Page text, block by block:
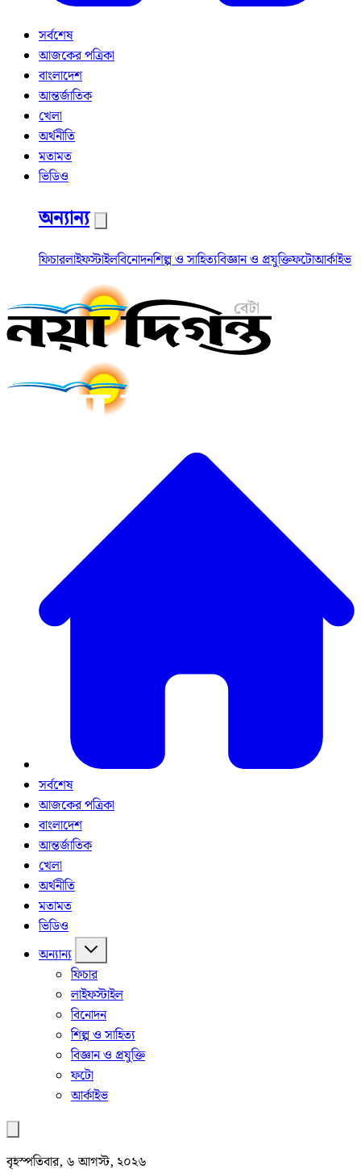
সর্বশেষ
আজকের পত্রিকা
বাংলাদেশ
আন্তর্জাতিক
খেলা
অর্থনীতি
মতামত
ভিডিও
অন্যান্য
ফিচারলাইফস্টাইলবিনোদনশিল্প ও সাহিত্যবিজ্ঞান ও প্রযুক্তিফটোআর্কাইভ
সর্বশেষ
আজকের পত্রিকা
বাংলাদেশ
আন্তর্জাতিক
খেলা
অর্থনীতি
মতামত
ভিডিও
অন্যান্য
ফিচার
লাইফস্টাইল
বিনোদন
শিল্প ও সাহিত্য
বিজ্ঞান ও প্রযুক্তি
ফটো
আর্কাইভ
বৃহস্পতিবার, ৬ আগস্ট, ২০২৬